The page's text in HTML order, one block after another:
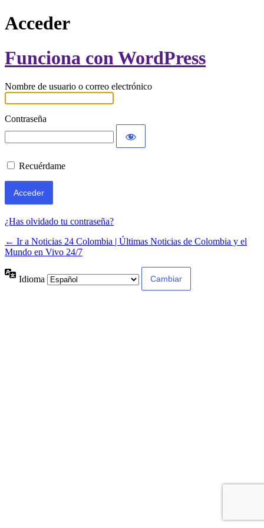
Acceder
Funciona con WordPress
Nombre de usuario o correo electrónico
Contraseña
Recuérdame
¿Has olvidado tu contraseña?
← Ir a Noticias 24 Colombia | Últimas Noticias de Colombia y el
Mundo en Vivo 24/7
Idioma